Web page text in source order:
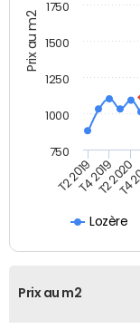
Prix au m2
Lozère
T2 2019T4 2019T2 2020
T4
750
1000
1250
1500
1750
Prix au m2